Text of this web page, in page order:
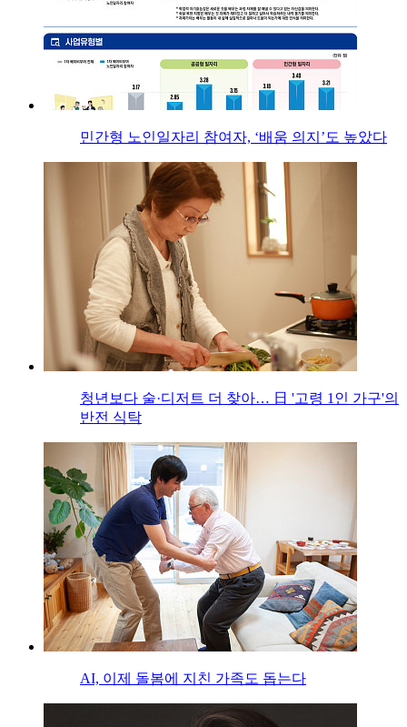
민간형 노인일자리 참여자, ‘배움 의지’도 높았다
청년보다 술·디저트 더 찾아… 日 '고령 1인 가구'의
반전 식탁
AI, 이제 돌봄에 지친 가족도 돕는다